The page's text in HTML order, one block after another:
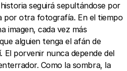
seguirá sepultándose por
otra fotografía. En el tiempo
imagen, cada vez más
alguien tenga el afán de
El porvenir nunca depende del
Como la sombra, la